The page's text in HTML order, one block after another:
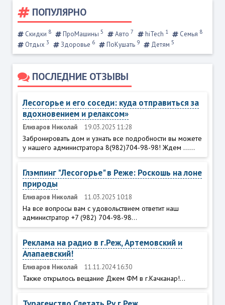
ПОПУЛЯРНО
Скидки 8 ПроМашины 5 Авто 7 hiTech 1 Семья 8
Отдых 3 Здоровье 6 ПоКушать 9 Детям 5
ПОСЛЕДНИЕ ОТЗЫВЫ
Лесогорье и его соседи: куда отправиться за
вдохновением и релаксом»
Елизаров Николай 19.03.2025 11:28
Забронировать дом и узнать все подробности вы можете
у нашего администратора 8(982)704-98-98! Ждем ......
Глэмпинг "Лесогорье" в Реже: Роскошь на лоне
природы
Елизаров Николай 11.03.2025 10:18
На все вопросы вам с удовольствием ответит наш
администратор +7 (982) 704-98-98...
Реклама на радио в г.Реж, Артемовский и
Алапаевский!
Елизаров Николай 11.11.2024 16:30
Также открылось вещание Джем ФМ в г.Качканар!...